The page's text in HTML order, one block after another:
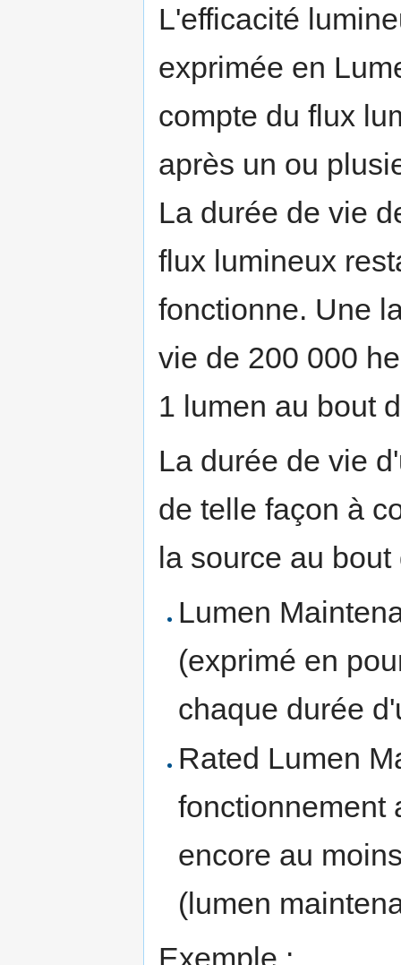
L'efficacité
exprimée en
compte du flux
après un ou
La durée de vie
flux lumineux
fonctionne. Une
vie de 200 000
1 lumen au bout
La durée de vie
de telle façon à
la source au
Lumen
(exprimé en
chaque durée
Rated Lumen
fonctionnement
encore au
(lumen
Exemple :